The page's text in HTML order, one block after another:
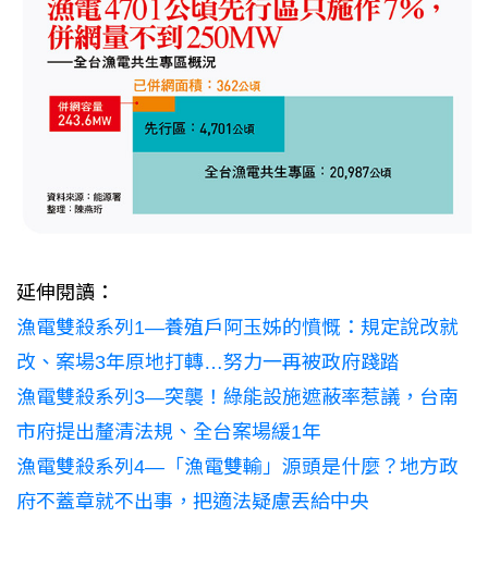
延伸閱讀：
漁電雙殺系列1—養殖戶阿玉姊的憤慨：規定說改就
改、案場3年原地打轉…努力一再被政府踐踏
漁電雙殺系列3—突襲！綠能設施遮蔽率惹議，台南
市府提出釐清法規、全台案場緩1年
漁電雙殺系列4—「漁電雙輸」源頭是什麼？地方政
府不蓋章就不出事，把適法疑慮丟給中央